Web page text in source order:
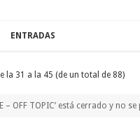
ENTRADAS
la 31 a la 45 (de un total de 88)
– OFF TOPIC’ está cerrado y no